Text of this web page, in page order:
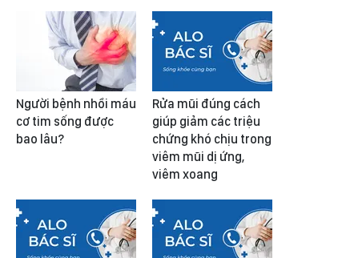
Người bệnh nhồi máu
cơ tim sống được
bao lâu?
Rửa mũi đúng cách
giúp giảm các triệu
chứng khó chịu trong
viêm mũi dị ứng,
viêm xoang